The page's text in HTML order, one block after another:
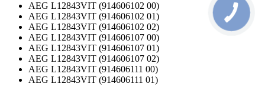
AEG L12843VIT (914606102 00)
AEG L12843VIT (914606102 01)
AEG L12843VIT (914606102 02)
AEG L12843VIT (914606107 00)
AEG L12843VIT (914606107 01)
AEG L12843VIT (914606107 02)
AEG L12843VIT (914606111 00)
AEG L12843VIT (914606111 01)